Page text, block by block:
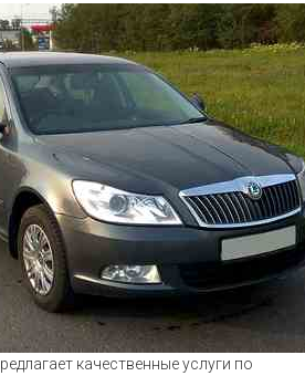
качественные услуги по